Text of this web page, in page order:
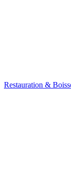
Restauration &